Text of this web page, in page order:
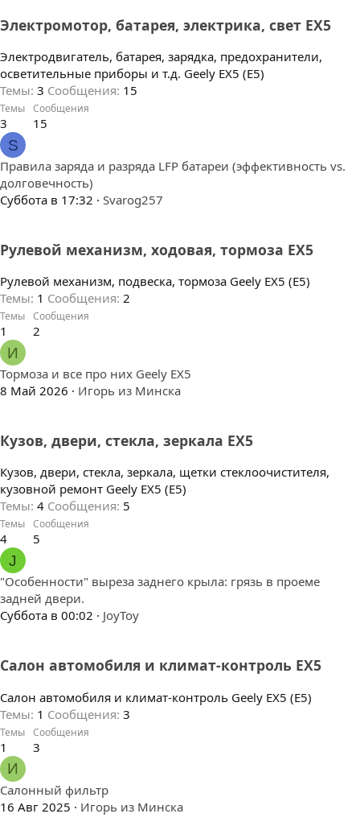
Электромотор, батарея, электрика, свет EX5
Электродвигатель, батарея, зарядка, предохранители,
осветительные приборы и т.д. Geely EX5 (E5)
Темы 3 Сообщения 15
Темы
3
Сообщения
15
S
Правила заряда и разряда LFP батареи (эффективность vs.
долговечность)
Суббота в 17:32
Svarog257
Рулевой механизм, ходовая, тормоза EX5
Рулевой механизм, подвеска, тормоза Geely EX5 (E5)
Темы 1 Сообщения 2
Темы
1
Сообщения
2
И
Тормоза и все про них Geely EX5
8 Май 2026
Игорь из Минска
Кузов, двери, стекла, зеркала EX5
Кузов, двери, стекла, зеркала, щетки стеклоочистителя,
кузовной ремонт Geely EX5 (E5)
Темы 4 Сообщения 5
Темы
4
Сообщения
5
J
"Особенности" выреза заднего крыла: грязь в проеме
задней двери.
Суббота в 00:02
JoyToy
Салон автомобиля и климат-контроль EX5
Салон автомобиля и климат-контроль Geely EX5 (E5)
Темы 1 Сообщения 3
Темы
1
Сообщения
3
И
Салонный фильтр
16 Авг 2025
Игорь из Минска